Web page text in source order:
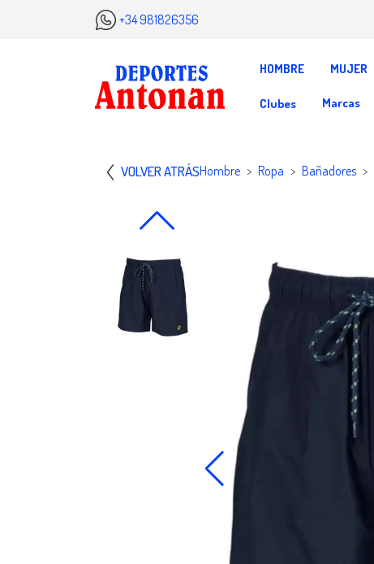
+34 981826356
HOMBRE MUJER
Clubes Marcas
VOLVER ATRÁSHombre Ropa Bañadores